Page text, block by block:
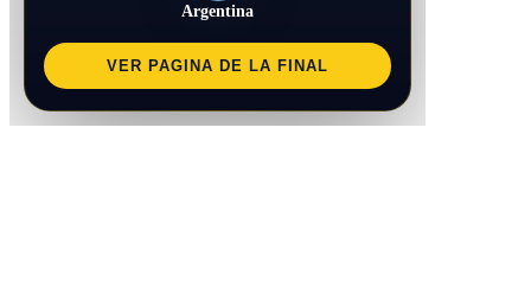
Argentina
VER PAGINA DE LA FINAL